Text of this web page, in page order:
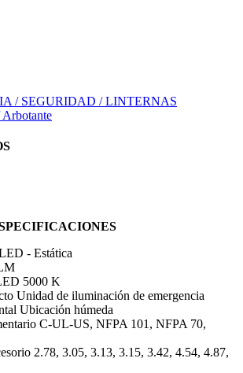
/ SEGURIDAD / LINTERNAS
- Estática
5000 K
Unidad de iluminación de emergencia
Ubicación húmeda
C-UL-US, NFPA 101, NFPA 70,
2.78, 3.05, 3.13, 3.15, 3.42, 4.54, 4.87,